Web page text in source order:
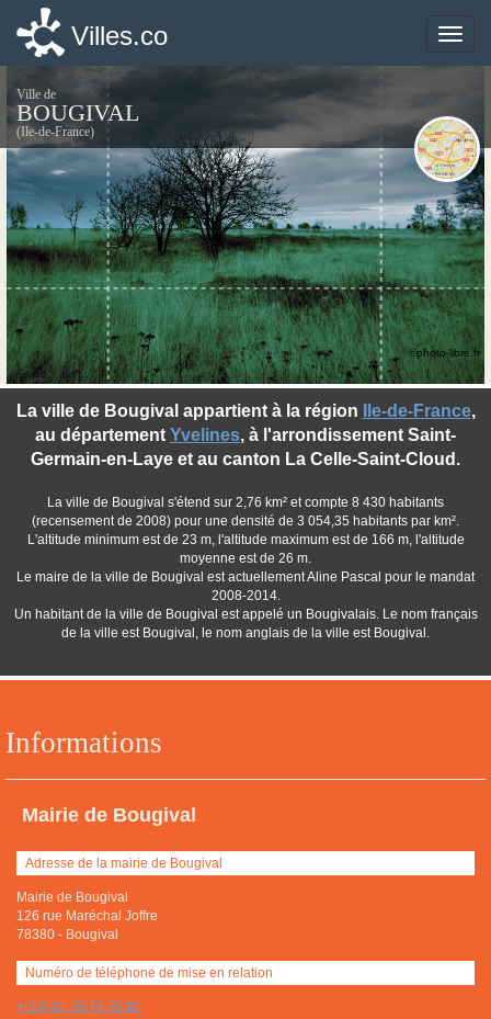
Toggle
Villes.co
Ville de
BOUGIVAL
(Ile-de-France)
Informations
Mairie de Bougival
Adresse de la mairie de Bougival
Mairie de Bougival
126 rue Maréchal Joffre
78380 - Bougival
Numéro de téléphone de mise en relation
+(33) 01 30 78 25 80
La ville de Bougival appartient à la région Ile-de-France,
au département Yvelines, à l'arrondissement Saint-
Germain-en-Laye et au canton La Celle-Saint-Cloud.
La ville de Bougival s'étend sur 2,76 km² et compte 8 430 habitants
(recensement de 2008) pour une densité de 3 054,35 habitants par km².
L'altitude minimum est de 23 m, l'altitude maximum est de 166 m, l'altitude
moyenne est de 26 m.
Le maire de la ville de Bougival est actuellement Aline Pascal pour le mandat
2008-2014.
Un habitant de la ville de Bougival est appelé un Bougivalais. Le nom français
de la ville est Bougival, le nom anglais de la ville est Bougival.
©photo-libre.fr
Toggle
Villes.co